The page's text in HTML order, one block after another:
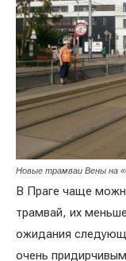
Новые трамваи Вены на
В Праге чаще
трамвай, их
ожидания
очень